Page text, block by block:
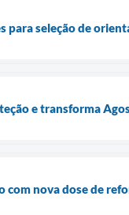
seleção de
e transforma
nova dose de